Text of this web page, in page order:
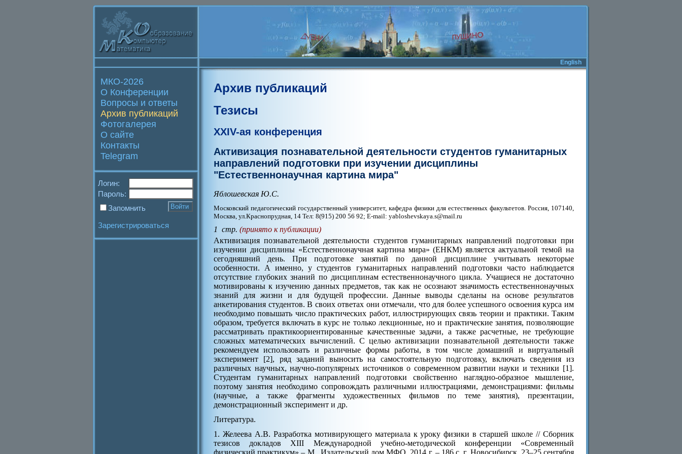
English
МКО-2026
О Конференции
Вопросы и ответы
Архив публикаций
Фотогалерея
О сайте
Контакты
Telegram
Логин:
Пароль:
Запомнить
Зарегистрироваться
Архив публикаций
Тезисы
XXIV-ая конференция
Активизация познавательной деятельности студентов гуманитарных
направлений подготовки при изучении дисциплины
"Естественнонаучная картина мира"
Яблошевская Ю.С.
Московский педагогический государственный университет, кафедра физики для естественных факультетов. Россия, 107140,
Москва, ул.Краснопрудная, 14 Тел: 8(915) 200 56 92; E-mail: yabloshevskaya.s@mail.ru
1 стр. (принято к публикации)
Активизация познавательной деятельности студентов гуманитарных направлений подготовки при
изучении дисциплины «Естественнонаучная картина мира» (ЕНКМ) является актуальной темой на
сегодняшний день. При подготовке занятий по данной дисциплине учитывать некоторые
особенности. А именно, у студентов гуманитарных направлений подготовки часто наблюдается
отсутствие глубоких знаний по дисциплинам естественнонаучного цикла. Учащиеся не достаточно
мотивированы к изучению данных предметов, так как не осознают значимость естественнонаучных
знаний для жизни и для будущей профессии. Данные выводы сделаны на основе результатов
анкетирования студентов. В своих ответах они отмечали, что для более успешного освоения курса им
необходимо повышать число практических работ, иллюстрирующих связь теории и практики. Таким
образом, требуется включать в курс не только лекционные, но и практические занятия, позволяющие
рассматривать практикоориентированные качественные задачи, а также расчетные, не требующие
сложных математических вычислений. С целью активизации познавательной деятельности также
рекомендуем использовать и различные формы работы, в том числе домашний и виртуальный
эксперимент [2], ряд заданий выносить на самостоятельную подготовку, включать сведения из
различных научных, научно-популярных источников о современном развитии науки и техники [1].
Студентам гуманитарных направлений подготовки свойственно наглядно-образное мышление,
поэтому занятия необходимо сопровождать различными иллюстрациями, демонстрациями: фильмы
(научные, а также фрагменты художественных фильмов по теме занятия), презентации,
демонстрационный эксперимент и др.
Литература.
1. Желеева А.В. Разработка мотивирующего материала к уроку физики в старшей школе // Сборник
тезисов докладов XIII Международной учебно-методической конференции «Современный
физический практикум» – М., Издательский дом МФО, 2014 г. – 186 с. г. Новосибирск, 23–25 сентября